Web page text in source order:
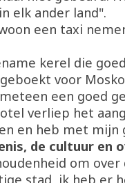
elk ander land".
een taxi
kerel die
voor
een goed
verliep het
en heb met mijn
de cultuur en
om over
stad, ik heb er